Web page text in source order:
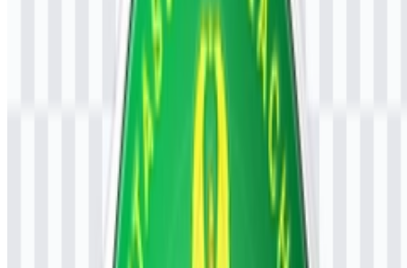
Palet Warna UNJANI
Identitas visual ini menggunakan lima warna yang terdokumentasi:
hijau, kuning atau emas, merah, putih, dan hitam. Hijau dapat
mendukung kesan kesinambungan akademik dan visibilitas,
sedangkan kuning atau emas memberi sentuhan yang lebih berkelas
pada emblem. Merah menambah kontras dan penekanan, putih
membantu menjaga kejernihan, dan hitam memperkuat garis tepi
serta keterbacaan teks.
bagian dari palet identitas resmi
Kuning/Emas:
bagian dari palet identitas resmi
bagian dari palet identitas resmi
bagian dari palet identitas resmi
bagian dari palet identitas resmi